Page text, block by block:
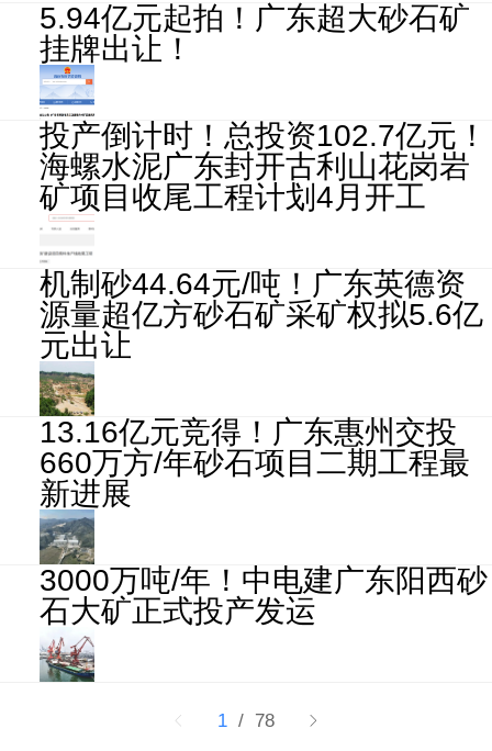
5.94亿元起拍！广东超大砂石矿
挂牌出让！
投产倒计时！总投资102.7亿元！
海螺水泥广东封开古利山花岗岩
矿项目收尾工程计划4月开工
机制砂44.64元/吨！广东英德资
源量超亿方砂石矿采矿权拟5.6亿
元出让
13.16亿元竞得！广东惠州交投
660万方/年砂石项目二期工程最
新进展
3000万吨/年！中电建广东阳西砂
石大矿正式投产发运
1 / 78